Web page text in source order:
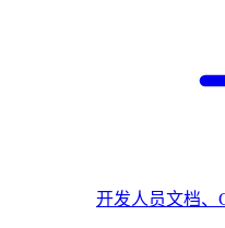
开发人员文档、